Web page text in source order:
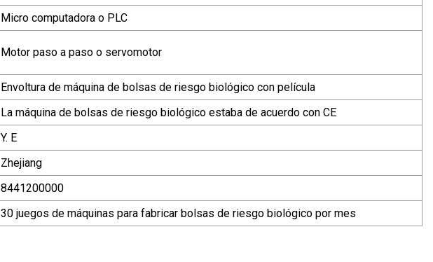
Micro computadora o PLC
Motor paso a paso o servomotor
Envoltura de máquina de bolsas de riesgo biológico con película
La máquina de bolsas de riesgo biológico estaba de acuerdo con CE
Y. E
Zhejiang
8441200000
30 juegos de máquinas para fabricar bolsas de riesgo biológico por mes